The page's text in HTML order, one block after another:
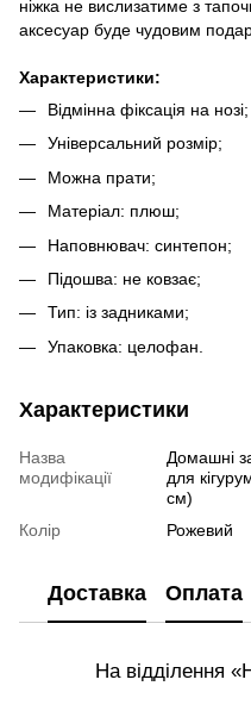
ніжка не вислизатиме з
аксесуар буде чудовим
Характеристики:
Відмінна фіксація на нозі;
Універсальний розмір;
Можна прати;
Матеріал: плюш;
Наповнювач: синтепон;
Підошва: не ковзає;
Тип: із задниками;
Упаковка: целофан.
Характеристики
Назва
модифікації
Домашні
для
см)
Колір
Рожевий
Доставка Оплата
На відділення